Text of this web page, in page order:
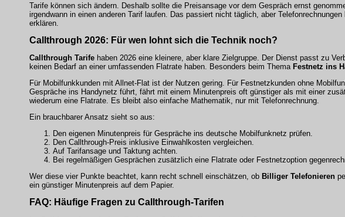
Tarife können sich ändern. Deshalb sollte die Preisansage vor dem Gespräch ernst
irgendwann in einen anderen Tarif laufen. Das passiert nicht täglich, aber
erklären.
Callthrough 2026: Für wen lohnt sich die Technik noch?
Callthrough Tarife haben 2026 eine kleinere, aber klare Zielgruppe. Der Dienst passt zu
keinen Bedarf an einer umfassenden Flatrate haben. Besonders beim Thema Festnetz ins
Für Mobilfunkkunden mit Allnet-Flat ist der Nutzen gering. Für Festnetzkunden ohne
Gespräche ins Handynetz führt, fährt mit einem Minutenpreis oft günstiger als mit einer
wiederum eine Flatrate. Es bleibt also einfache Mathematik, nur mit Telefonrechnung.
Ein brauchbarer Ansatz sieht so aus:
Den eigenen Minutenpreis für Gespräche ins deutsche Mobilfunknetz prüfen.
Den Callthrough-Preis inklusive Einwahlkosten vergleichen.
Auf Tarifansage und Taktung achten.
Bei regelmäßigen Gesprächen zusätzlich eine Flatrate oder Festnetzoption
Wer diese vier Punkte beachtet, kann recht schnell einschätzen, ob Billiger Telefonieren
ein günstiger Minutenpreis auf dem Papier.
FAQ: Häufige Fragen zu Callthrough-Tarifen